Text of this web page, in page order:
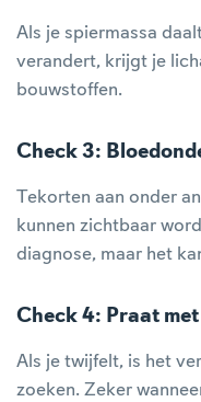
Als je spiermassa
verandert, krijgt je
bouwstoffen.
Check 3:
Tekorten aan onder
kunnen zichtbaar
diagnose, maar het
Check 4: Praat
Als je twijfelt, is het
zoeken. Zeker